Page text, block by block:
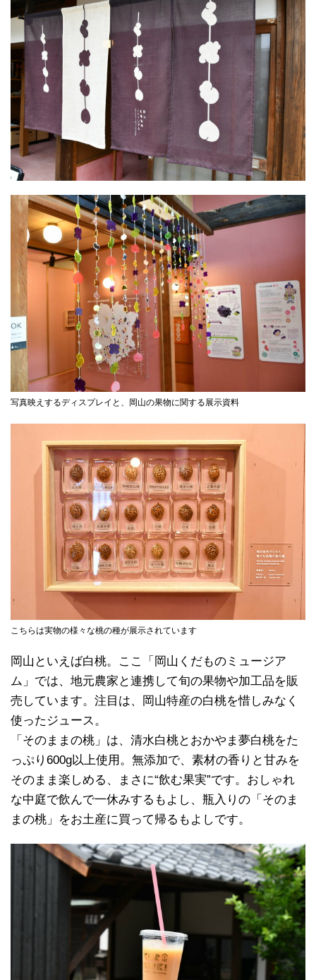
写真映えするディスプレイと、岡山の果物に関する展示資料
こちらは実物の様々な桃の種が展示されています
岡山といえば白桃。ここ「岡山くだものミュージア
ム」では、地元農家と連携して旬の果物や加工品を販
売しています。注目は、岡山特産の白桃を惜しみなく
使ったジュース。
「そのままの桃」は、清水白桃とおかやま夢白桃をた
っぷり600g以上使用。無添加で、素材の香りと甘みを
そのまま楽しめる、まさに“飲む果実”です。おしゃれ
な中庭で飲んで一休みするもよし、瓶入りの「そのま
まの桃」をお土産に買って帰るもよしです。